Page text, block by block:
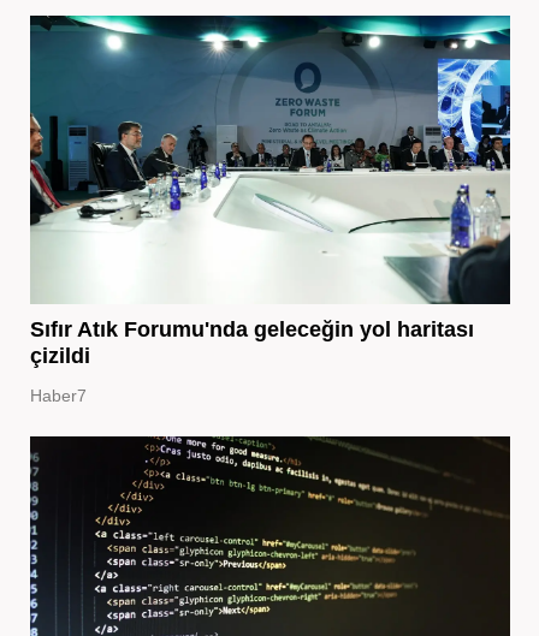
Sıfır Atık Forumu'nda geleceğin yol haritası
çizildi
Haber7